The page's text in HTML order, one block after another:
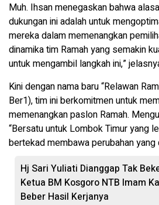
Muh. Ihsan menegaskan bahwa
dukungan ini adalah untuk
mereka dalam memenangkan
dinamika tim Ramah yang semakin
untuk mengambil langkah ini,”
Kini dengan nama baru “Relawan
Ber1), tim ini berkomitmen untuk
memenangkan paslon Ramah.
“Bersatu untuk Lombok Timur yang
bertekad membawa perubahan yang
Hj Sari Yuliati Dianggap Tak
Ketua BM Kosgoro NTB Imam
Beber Hasil Kerjanya